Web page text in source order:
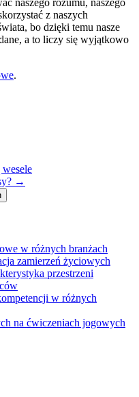
z naszych
bo dzięki temu nasze
a to liczy się wyjątkowo
.
→
w różnych branżach
zamierzeń życiowych
przestrzeni
w różnych
na ćwiczeniach jogowych